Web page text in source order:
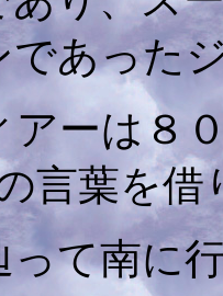
であった
アーは８
言葉を借
て南に